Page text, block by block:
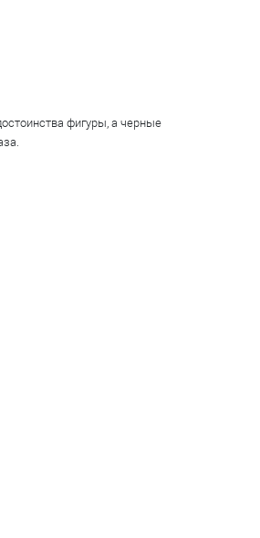
фигуры, а черные